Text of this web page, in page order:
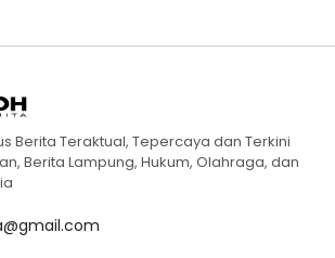
Berita Teraktual, Tepercaya dan Terkini
Berita Lampung, Hukum, Olahraga, dan